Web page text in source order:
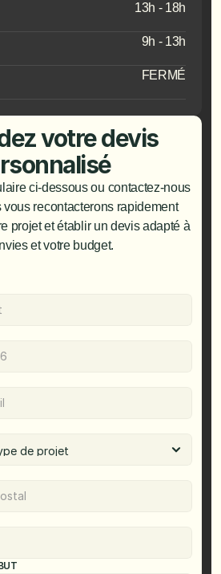
13h - 18h
9h - 13h
FERMÉ
votre devis
ci-dessous ou contactez-nous
recontacterons rapidement
projet et établir un devis adapté à
et votre budget.